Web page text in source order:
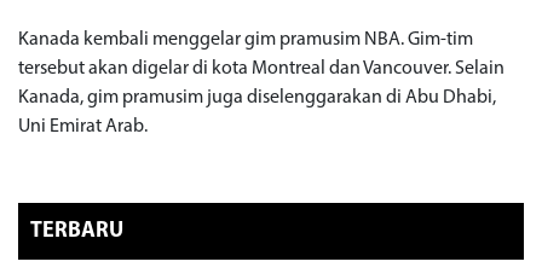
Kanada kembali menggelar gim pramusim NBA. Gim-tim
tersebut akan digelar di kota Montreal dan Vancouver. Selain
Kanada, gim pramusim juga diselenggarakan di Abu Dhabi,
Uni Emirat Arab.
TERBARU